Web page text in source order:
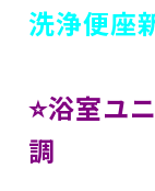
洗浄便座
⭐浴室ユ
調